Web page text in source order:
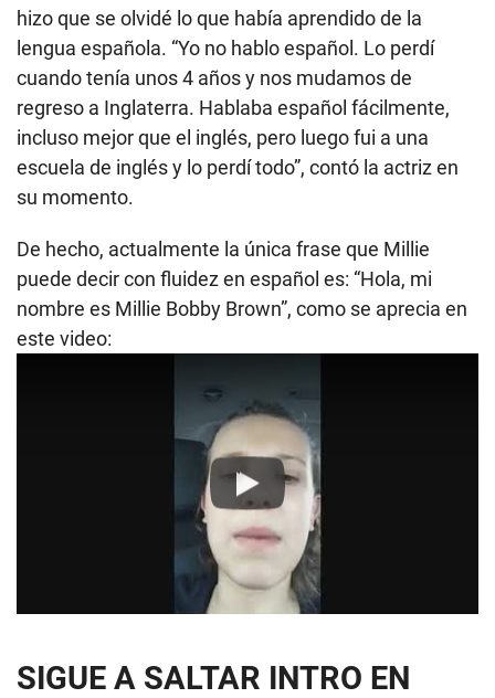
hizo que se olvidé lo que había aprendido de la
lengua española. “Yo no hablo español. Lo perdí
cuando tenía unos 4 años y nos mudamos de
regreso a Inglaterra. Hablaba español fácilmente,
incluso mejor que el inglés, pero luego fui a una
escuela de inglés y lo perdí todo”, contó la actriz en
su momento.
De hecho, actualmente la única frase que Millie
puede decir con fluidez en español es: “Hola, mi
nombre es Millie Bobby Brown”, como se aprecia en
este video:
Play
SIGUE A SALTAR INTRO EN